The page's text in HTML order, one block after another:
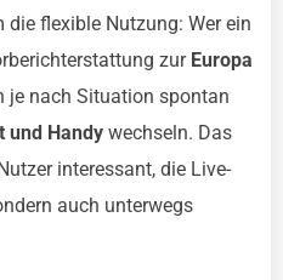
flexible Nutzung: Wer ein
zur Europa
je nach Situation spontan
und Handy wechseln. Das
interessant, die Live-
auch unterwegs